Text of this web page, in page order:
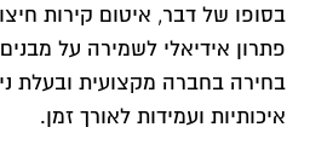
בסופו של דבר, איטום קירות
פתרון אידיאלי לשמירה על מבנים
בחירה בחברה מקצועית ובעלת
איכותיות ועמידות לאורך זמן.